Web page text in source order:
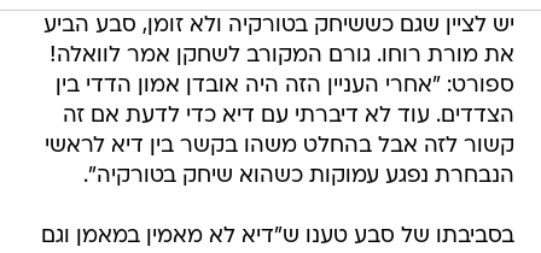
יש לציין שגם כששיחק בטורקיה ולא זומן, סבע הביע
את מורת רוחו. גורם המקורב לשחקן אמר לוואלה!
ספורט: "אחרי העניין הזה היה אובדן אמון הדדי בין
הצדדים. עוד לא דיברתי עם דיא כדי לדעת אם זה
קשור לזה אבל בהחלט משהו בקשר בין דיא לראשי
הנבחרת נפגע עמוקות כשהוא שיחק בטורקיה".
בסביבתו של סבע טענו ש"דיא לא מאמין במאמן וגם